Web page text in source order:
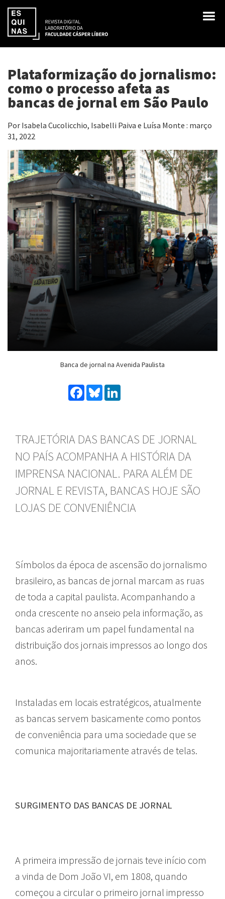
Plataformização do jornalismo:
como o processo afeta as
bancas de jornal em São Paulo
Por Isabela Cucolicchio, Isabelli Paiva e Luísa Monte : março
31, 2022
Banca de jornal na Avenida Paulista
Facebook
Bluesky
TRAJETÓRIA DAS BANCAS DE JORNAL
NO PAÍS ACOMPANHA A HISTÓRIA DA
IMPRENSA NACIONAL. PARA ALÉM DE
JORNAL E REVISTA, BANCAS HOJE SÃO
LOJAS DE CONVENIÊNCIA
Símbolos da época de ascensão do jornalismo
brasileiro, as bancas de jornal marcam as ruas
de toda a capital paulista. Acompanhando a
onda crescente no anseio pela informação, as
bancas aderiram um papel fundamental na
distribuição dos jornais impressos ao longo dos
anos.
Instaladas em locais estratégicos, atualmente
as bancas servem basicamente como pontos
de conveniência para uma sociedade que se
comunica majoritariamente através de telas.
SURGIMENTO DAS BANCAS DE JORNAL
A primeira impressão de jornais teve início com
a vinda de Dom João VI, em 1808, quando
começou a circular o primeiro jornal impresso